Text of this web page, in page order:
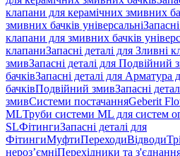
клапани для керамічних змивних
змивних бачків універсальні
клапани для змивних бачків
клапаниЗапасні деталі для Зливні
змивЗапасні деталі для Подвійний
бачкiвЗапасні деталі для Арматура
бачкiвПодвійний змивЗапасні
змивСистеми постачанняGeberit
MLТруби системи ML для систем
SLФітингиЗапасні деталі для
ФітингиМуфтиПереходиВідводи
нероз’ємніПерехідники та